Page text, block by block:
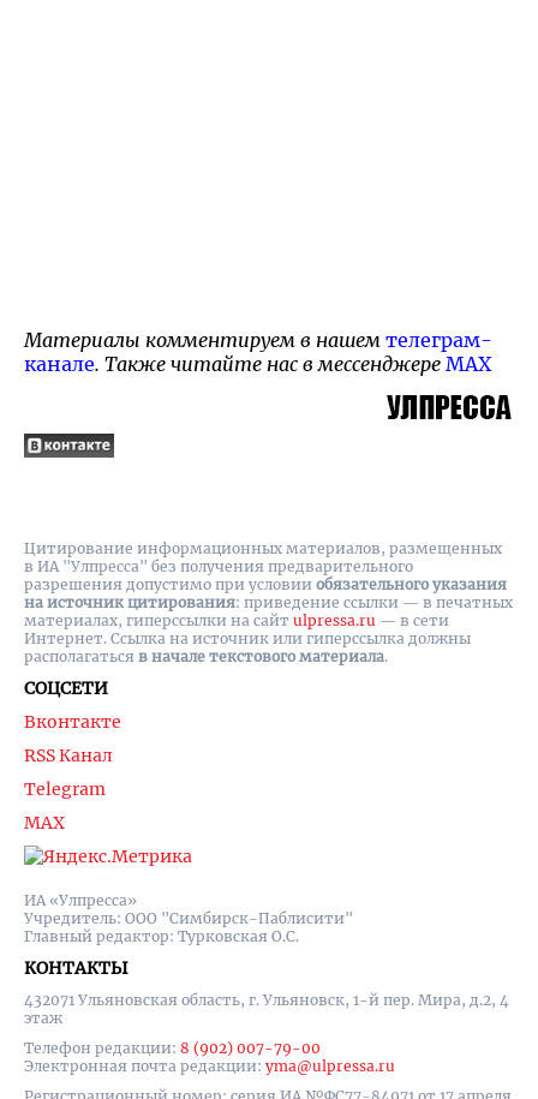
Материалы комментируем в нашем телеграм-
канале. Также читайте нас в мессенджере MAX
ИА «Улпресса»
Учредитель: ООО "Симбирск-Паблисити"
Главный редактор: Турковская О.С.
КОНТАКТЫ
432071 Ульяновская область, г. Ульяновск, 1-й пер. Мира, д.2, 4
этаж
Телефон редакции: 8 (902) 007-79-00
Электронная почта редакции: yma@ulpressa.ru
СОЦСЕТИ
Вконтакте
RSS Канал
Telegram
MAX
Цитирование информационных материалов, размещенных
в ИА "Улпресса" без получения предварительного
разрешения допустимо при условии обязательного указания
на источник цитирования: приведение ссылки — в печатных
материалах, гиперссылки на cайт ulpressa.ru — в сети
Интернет. Ссылка на источник или гиперссылка должны
располагаться в начале текстового материала.